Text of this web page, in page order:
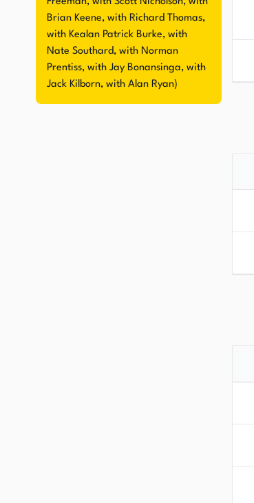
Brian Keene, with Richard Thomas,
with Kealan Patrick Burke, with
Nate Southard, with Norman
Prentiss, with Jay Bonansinga, with
Jack Kilborn, with Alan Ryan)